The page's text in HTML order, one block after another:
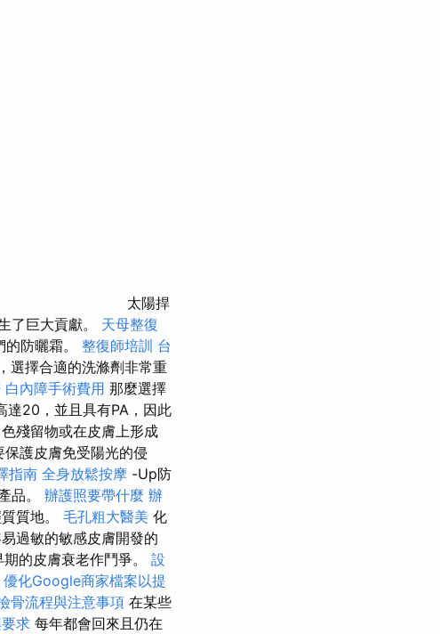
太陽捍
了巨大貢獻。 天母整復
防曬霜。 整復師培訓 台
選擇合適的洗滌劑非常重
白內障手術費用 那麼選擇
達20，並且具有PA，因此
殘留物或在皮膚上形成
護皮膚免受陽光的侵
指南 全身放鬆按摩 -Up防
品。 辦護照要帶什麼 辦
質地。 毛孔粗大醫美 化
過敏的敏感皮膚開發的
的皮膚衰老作鬥爭。 設
優化Google商家檔案以提
骨流程與注意事項 在某些
求 每年都會回來且仍在